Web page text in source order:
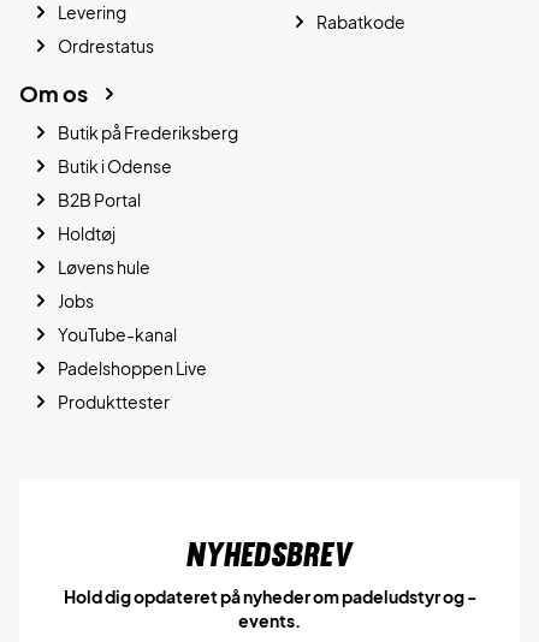
Levering
Ordrestatus
Rabatkode
Om os
Butik på Frederiksberg
Butik i Odense
B2B Portal
Holdtøj
Løvens hule
Jobs
YouTube-kanal
Padelshoppen Live
Produkttester
Nyhedsbrev
Hold dig opdateret på nyheder om padeludstyr og -
events.